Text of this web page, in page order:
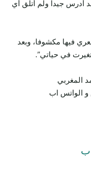
أدرس جيدا ولم أتلق أي
فيها مكشوفا، وبعد
في حياتي”.
المغربي
الواتس اب